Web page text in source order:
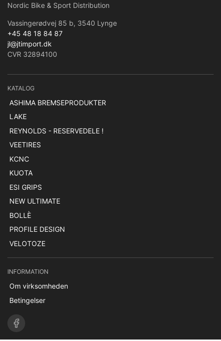
Nordic Bike & Sport Distribution
Vassingerødvej 85 b, 3540 Lynge
+45 48 18 84 87
jl@jtimport.dk
CVR 32894100
KATALOG
ASHIMA BREMSEPRODUKTER
LAKE
REYNOLDS - RESERVEDELE !
VEETIRES
KCNC
KUOTA
ESI GRIPS
NEW ULTIMATE
BOLLÈ
PROFILE DESIGN
VELOTOZE
INFORMATION
Om virksomheden
Betingelser